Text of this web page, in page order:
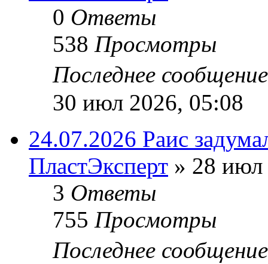
0 Ответы
538 Просмотры
Последнее
30 июл 2026, 05:08
24.07.2026 Раис
ПластЭксперт » 28 июл
3 Ответы
755 Просмотры
Последнее